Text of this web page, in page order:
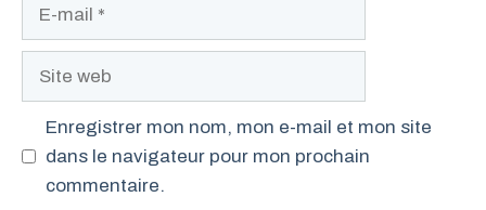
Enregistrer mon nom, mon e-mail et mon site
dans le navigateur pour mon prochain
commentaire.